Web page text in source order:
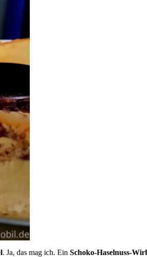
. Ja, das mag ich. Ein Schoko-Haselnuss-